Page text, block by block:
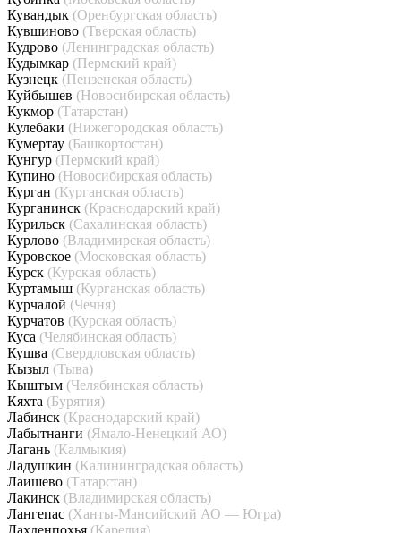
Кувандык (Оренбургская область)
Кувшиново (Тверская область)
Кудрово (Ленинградская область)
Кудымкар (Пермский край)
Кузнецк (Пензенская область)
Куйбышев (Новосибирская область)
Кукмор (Татарстан)
Кулебаки (Нижегородская область)
Кумертау (Башкортостан)
Кунгур (Пермский край)
Купино (Новосибирская область)
Курган (Курганская область)
Курганинск (Краснодарский край)
Курильск (Сахалинская область)
Курлово (Владимирская область)
Куровское (Московская область)
Курск (Курская область)
Куртамыш (Курганская область)
Курчалой (Чечня)
Курчатов (Курская область)
Куса (Челябинская область)
Кушва (Свердловская область)
Кызыл (Тыва)
Кыштым (Челябинская область)
Кяхта (Бурятия)
Лабинск (Краснодарский край)
Лабытнанги (Ямало-Ненецкий АО)
Лагань (Калмыкия)
Ладушкин (Калининградская область)
Лаишево (Татарстан)
Лакинск (Владимирская область)
Лангепас (Ханты-Мансийский АО — Югра)